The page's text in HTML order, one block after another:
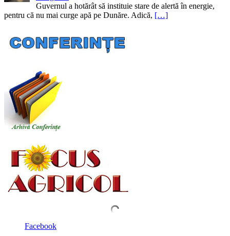
Guvernul a hotărât să instituie stare de alertă în energie,
pentru că nu mai curge apă pe Dunăre. Adică, […]
Facebook